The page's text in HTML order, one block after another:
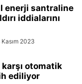
enerji santraline
iddialarını
Kasım 2023
karşı otomatik
ediliyor